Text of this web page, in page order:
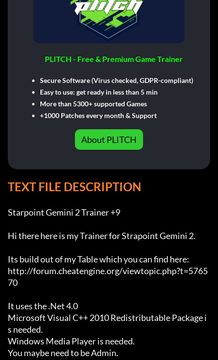
PLITCH - Free & Premium Game Trainer
Secure Software (Virus checked, GDPR-compliant)
Easy to use: get ready in less than 5 min
More than 5300+ supported Games
+1000 Patches every month & Support
About PLITCH
TEXT FILE DESCRIPTION
Starpoint Gemini 2 Trainer +9
Hi there here is my Trainer for Strapoint Gemini 2.
Its build out of my Table which you can find here:
http://forum.cheatengine.org/viewtopic.php?t=5765
70
It uses the .Net 4.0
Microsoft Visual C++ 2010 Redistributable Package i
s needed.
Windows Media Player is needed.
You maybe need to be Admin.